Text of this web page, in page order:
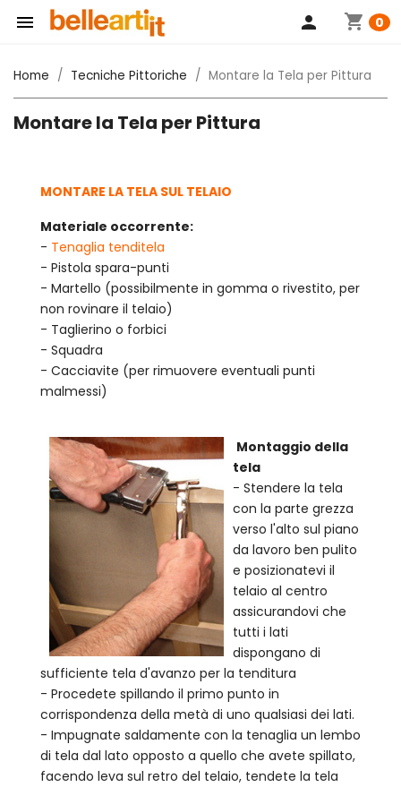
 shopping_cart 0
person
Home Tecniche Pittoriche Montare la Tela per Pittura
Montare la Tela per Pittura
MONTARE LA TELA SUL TELAIO
Materiale occorrente:
- Tenaglia tenditela
- Pistola spara-punti
- Martello (possibilmente in gomma o rivestito, per
non rovinare il telaio)
- Taglierino o forbici
- Squadra
- Cacciavite (per rimuovere eventuali punti
malmessi)
Montaggio della
tela
- Stendere la tela
con la parte grezza
verso l'alto sul piano
da lavoro ben pulito
e posizionatevi il
telaio al centro
assicurandovi che
tutti i lati
dispongano di
sufficiente tela d'avanzo per la tenditura
- Procedete spillando il primo punto in
corrispondenza della metà di uno qualsiasi dei lati.
- Impugnate saldamente con la tenaglia un lembo
di tela dal lato opposto a quello che avete spillato,
facendo leva sul retro del telaio, tendete la tela